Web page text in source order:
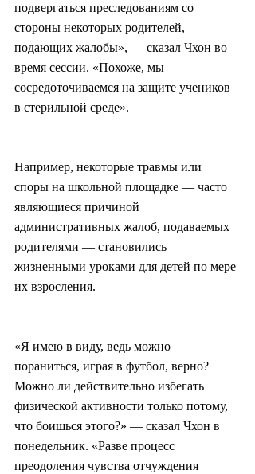
подвергаться преследованиям со
стороны некоторых родителей,
подающих жалобы», — сказал Чхон во
время сессии. «Похоже, мы
сосредоточиваемся на защите учеников
в стерильной среде».
Например, некоторые травмы или
споры на школьной площадке — часто
являющиеся причиной
административных жалоб, подаваемых
родителями — становились
жизненными уроками для детей по мере
их взросления.
«Я имею в виду, ведь можно
пораниться, играя в футбол, верно?
Можно ли действительно избегать
физической активности только потому,
что боишься этого?» — сказал Чхон в
понедельник. «Разве процесс
преодоления чувства отчуждения